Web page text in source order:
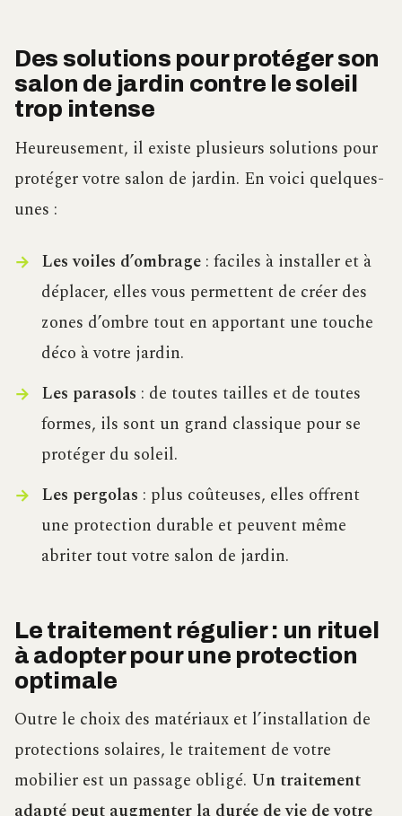
Des solutions pour protéger son
salon de jardin contre le soleil
trop intense
Heureusement, il existe plusieurs solutions pour
protéger votre salon de jardin. En voici quelques-
unes :
Les voiles d’ombrage: faciles à installer et à
déplacer, elles vous permettent de créer des
zones d’ombre tout en apportant une touche
déco à votre jardin.
Les parasols : de toutes tailles et de toutes
formes, ils sont un grand classique pour se
protéger du soleil.
Les pergolas : plus coûteuses, elles offrent
une protection durable et peuvent même
abriter tout votre salon de jardin.
Le traitement régulier : un rituel
à adopter pour une protection
optimale
Outre le choix des matériaux et l’installation de
protections solaires, le traitement de votre
mobilier est un passage obligé. Un traitement